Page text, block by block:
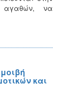
αγαθών, να
και